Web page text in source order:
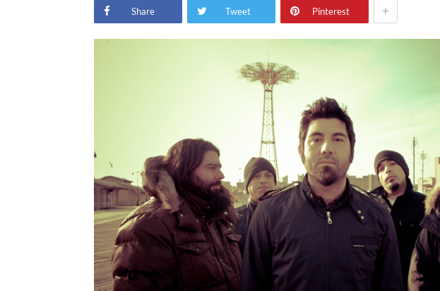
Share Tweet Pinterest +